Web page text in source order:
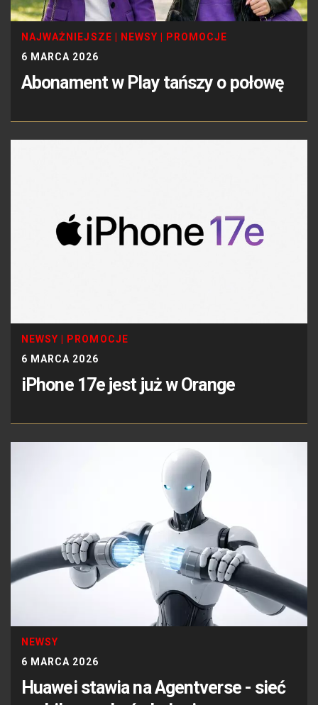
NAJWAŻNIEJSZE NEWSY
PROMOCJE
6 MARCA 2026
Abonament w Play tańszy o połowę
NEWSY
PROMOCJE
6 MARCA 2026
iPhone 17e jest już w Orange
NEWSY
6 MARCA 2026
Huawei stawia na Agentverse - sieć